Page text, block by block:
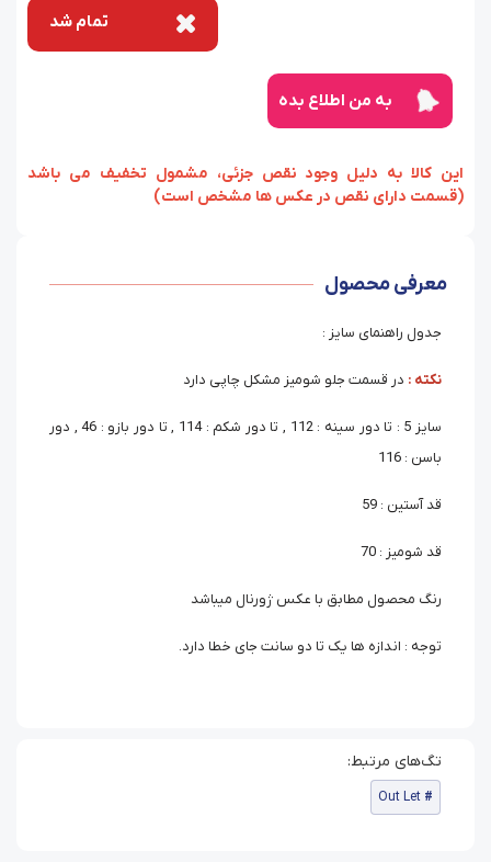
تمام شد
به من اطلاع بده
‏‫این کالا به دلیل وجود نقص جزئی، مشمول تخفیف می باشد
(قسمت دارای نقص در عکس ها مشخص است)
معرفی محصول
جدول راهنمای سایز :
نکته : در قسمت جلو شومیز مشکل چاپی دارد
سایز 5 : تا دور سینه : 112 , تا دور شکم : 114 , تا دور بازو : 46 , دور
باسن : 116
قد آستین : 59
قد شومیز : 70
رنگ محصول مطابق با عکس ژورنال میباشد
توجه : اندازه ها یک تا دو سانت جای خطا دارد.
Out Let